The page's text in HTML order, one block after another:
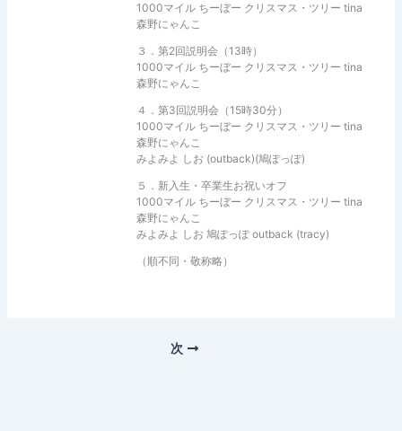
1000マイル ちーぼー クリスマス・ツリー tina
森野にゃんこ
３．第2回説明会（13時）
1000マイル ちーぼー クリスマス・ツリー tina
森野にゃんこ
４．第3回説明会（15時30分）
1000マイル ちーぼー クリスマス・ツリー tina
森野にゃんこ
みよみよ しお (outback)(鳩ぽっぽ)
５．新入生・卒業生お祝いオフ
1000マイル ちーぼー クリスマス・ツリー tina
森野にゃんこ
みよみよ しお 鳩ぽっぽ outback (tracy)
（順不同・敬称略）
次